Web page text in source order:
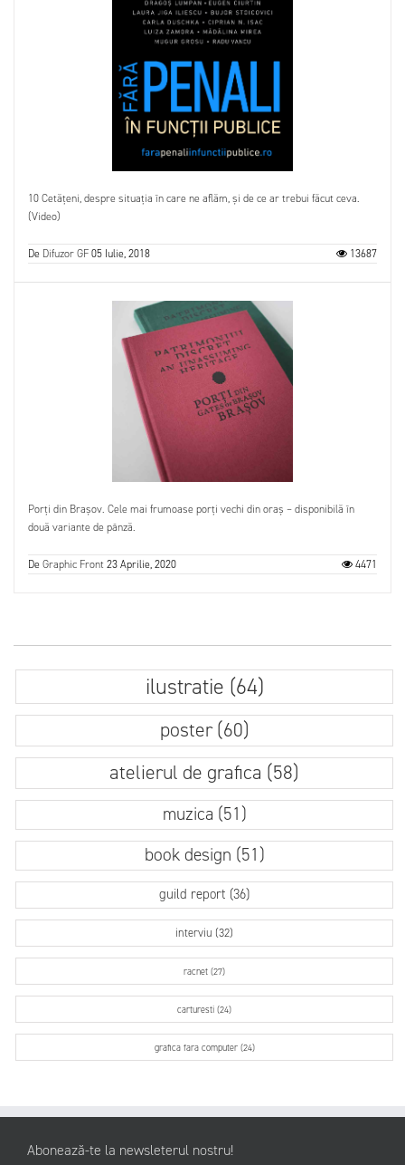
10 Cetățeni, despre situația în care ne aflăm, și de ce ar trebui făcut ceva.
(Video)
De Difuzor GF05 Iulie, 2018 13687
Porți din Brașov. Cele mai frumoase porți vechi din oraș – disponibilă în
două variante de pânză.
DeGraphic Front23 Aprilie, 2020 4471
ilustratie (64)
poster (60)
atelierul de grafica (58)
muzica (51)
book design (51)
guild report (36)
interviu (32)
racnet (27)
carturesti (24)
grafica fara computer (24)
Abonează-te la newsleterul nostru!